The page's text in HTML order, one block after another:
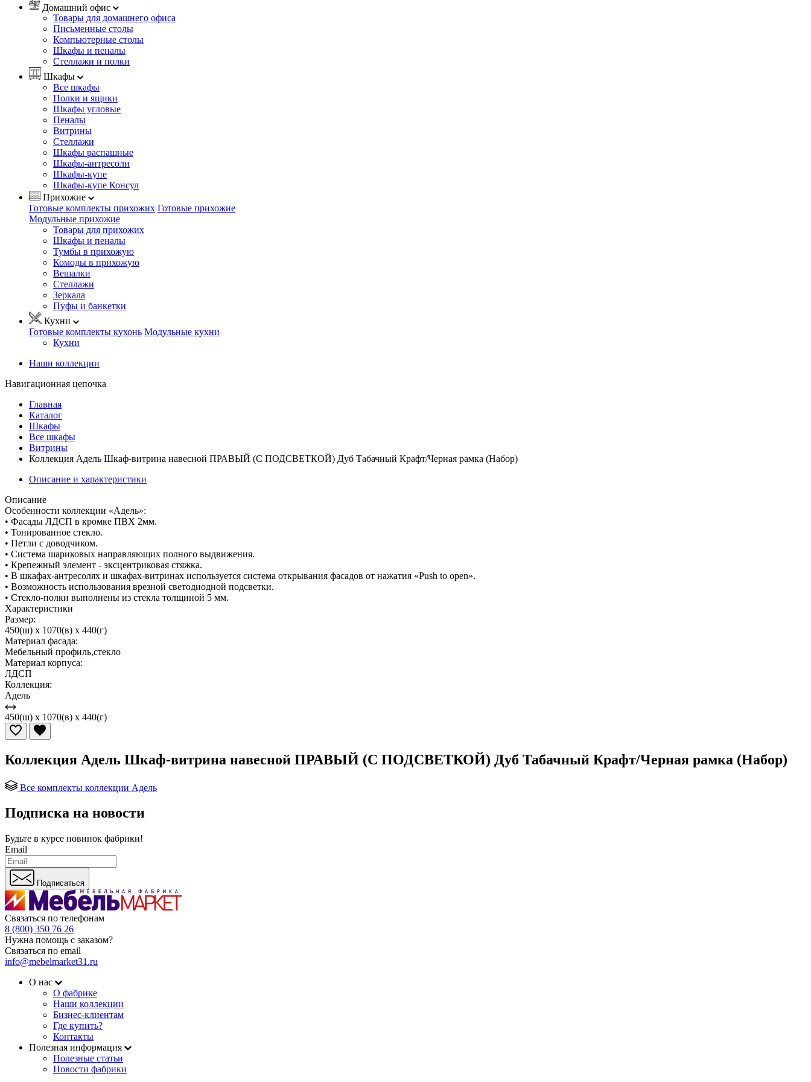
Домашний офис
Товары для домашнего офиса
Письменные столы
Компьютерные столы
Шкафы и пеналы
Стеллажи и полки
Шкафы
Все шкафы
Полки и ящики
Шкафы угловые
Пеналы
Витрины
Стеллажи
Шкафы распашные
Шкафы-антресоли
Шкафы-купе
Шкафы-купе Консул
Прихожие
Готовые комплекты прихожих Готовые прихожие
Модульные прихожие
Товары для прихожих
Шкафы и пеналы
Тумбы в прихожую
Комоды в прихожую
Вешалки
Стеллажи
Зеркала
Пуфы и банкетки
Кухни
Готовые комплекты кухонь Модульные кухни
Кухни
Наши коллекции
Навигационная цепочка
Главная
Каталог
Шкафы
Все шкафы
Витрины
Коллекция Адель Шкаф-витрина навесной ПРАВЫЙ (С ПОДСВЕТКОЙ) Дуб Табачный Крафт/Черная рамка (Набор)
Описание и характеристики
Описание
Особенности коллекции «Адель»:
• Фасады ЛДСП в кромке ПВХ 2мм.
• Тонированное стекло.
• Петли с доводчиком.
• Система шариковых направляющих полного выдвижения.
• Крепежный элемент - эксцентриковая стяжка.
• В шкафах-антресолях и шкафах-витринах используется система открывания фасадов от нажатия «Push to open».
• Возможность использования врезной светодиодной подсветки.
• Стекло-полки выполнены из стекла толщиной 5 мм.
Характеристики
Размер:
450(ш) x 1070(в) x 440(г)
Материал фасада:
Мебельный профиль,стекло
Материал корпуса:
ЛДСП
Коллекция:
Адель
450(ш) x 1070(в) x 440(г)
Коллекция Адель Шкаф-витрина навесной ПРАВЫЙ (С ПОДСВЕТКОЙ) Дуб Табачный Крафт/Черная рамка (Набор)
Все комплекты коллекции Адель
Подписка на новости
Будьте в курсе новинок фабрики!
Email
Подписаться
Связаться по телефонам
8 (800) 350 76 26
Нужна помощь с заказом?
Связаться по email
info@mebelmarket31.ru
О нас
О фабрике
Наши коллекции
Бизнес-клиентам
Где купить?
Контакты
Полезная информация
Полезные статьи
Новости фабрики